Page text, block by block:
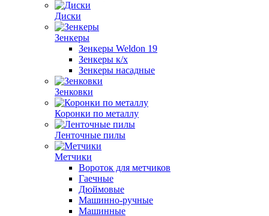
Диски
Зенкеры
Зенкеры Weldon 19
Зенкеры к/х
Зенкеры насадные
Зенковки
Коронки по металлу
Ленточные пилы
Метчики
Вороток для метчиков
Гаечные
Дюймовые
Машинно-ручные
Машинные